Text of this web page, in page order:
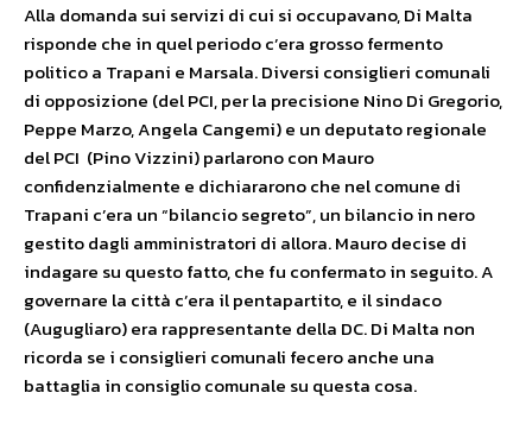
Alla domanda sui servizi di cui si occupavano, Di Malta
risponde che in quel periodo c’era grosso fermento
politico a Trapani e Marsala. Diversi consiglieri comunali
di opposizione (del PCI, per la precisione Nino Di Gregorio,
Peppe Marzo, Angela Cangemi) e un deputato regionale
del PCI (Pino Vizzini) parlarono con Mauro
confidenzialmente e dichiararono che nel comune di
Trapani c’era un “bilancio segreto”, un bilancio in nero
gestito dagli amministratori di allora. Mauro decise di
indagare su questo fatto, che fu confermato in seguito. A
governare la città c’era il pentapartito, e il sindaco
(Augugliaro) era rappresentante della DC. Di Malta non
ricorda se i consiglieri comunali fecero anche una
battaglia in consiglio comunale su questa cosa.